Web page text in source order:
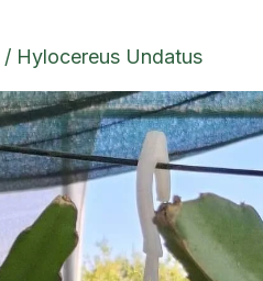
/ Hylocereus Undatus